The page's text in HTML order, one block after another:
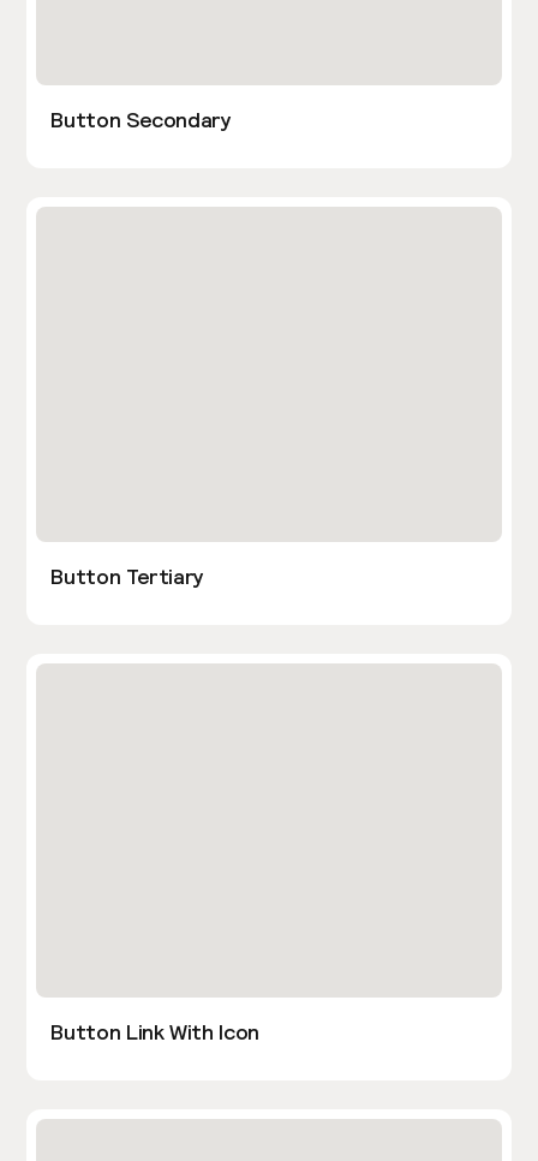
Button Secondary
Button Tertiary
Button Link With Icon